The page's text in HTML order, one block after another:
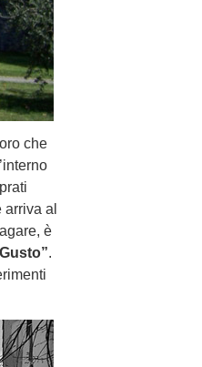
che
al
è
”.